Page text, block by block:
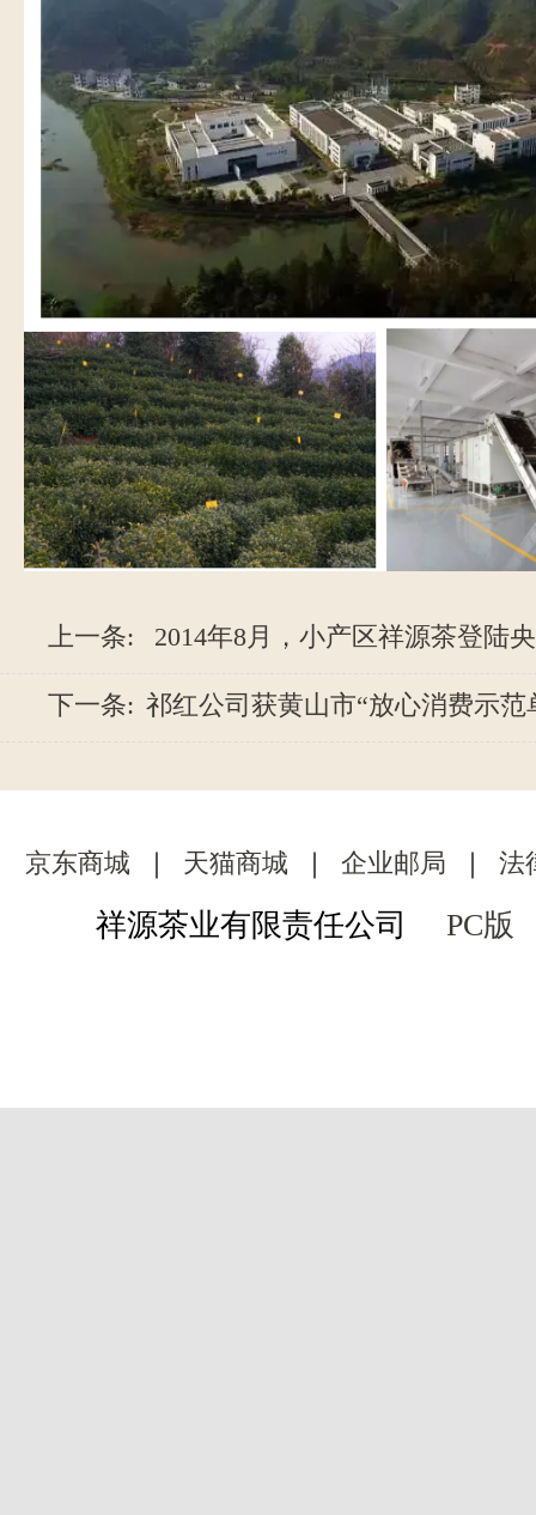
上一条: 2014年8月，小产区祥源茶登陆
下一条: 祁红公司获黄山市“放心消费示范
京东商城 ｜ 天猫商城 ｜ 企业邮局 ｜ 法
祥源茶业有限责任公司 PC版